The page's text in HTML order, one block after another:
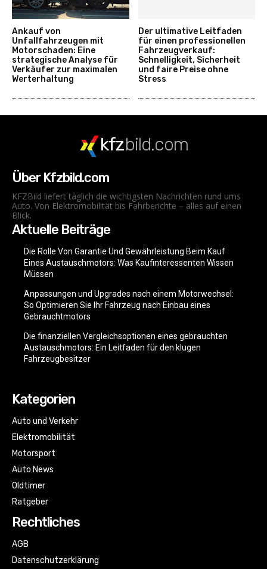
Ankauf von
Unfallfahrzeugen mit
Motorschaden: Eine
strategische Analyse für
Verkäufer zur maximalen
Werterhaltung
Der ultimative Leitfaden
für einen professionellen
Fahrzeugverkauf:
Schnelligkeit, Sicherheit
und faire Preise ohne
Stress
kfzbild.com
Über Kfzbild.com
KFZBild liefert täglich die wichtigsten Nachrichten rund ums
Auto. Von Elektromobilität bis Fahrberichte – alles auf einen
Blick.
Aktuelle Beiträge
Die Rolle Von Garantie Und Gewährleistung Beim Kauf
Eines Austauschmotors: Was Kaufinteressenten Wissen
Müssen
Anpassungen und Upgrades nach einem Motorwechsel:
So Optimieren Sie Ihr Fahrzeug nach Einbau eines
Gebrauchtmotors
Die finanziellen Vergleichsoptionen eines gebrauchten
Austauschmotors: Ein Leitfaden für den klugen
Fahrzeugbesitzer
Kategorien
Auto und Verkehr
Elektromobilität
Motorsport
Auto News
Oldtimer
Ratgeber
Rechtliches
AGB
Datenschutzerklärung